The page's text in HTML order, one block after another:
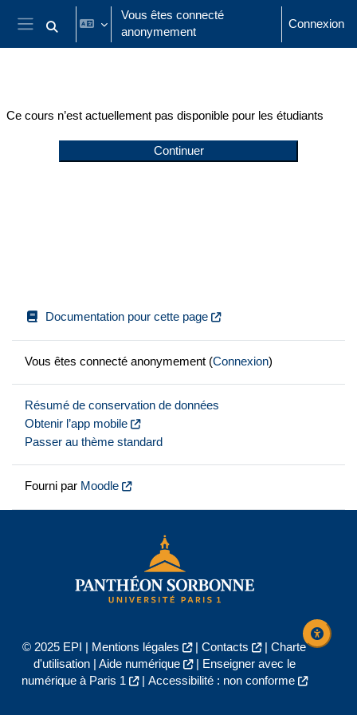
Passer au contenu principal
Panneau latéral
Activer/désactiver la saisie de recherche
Vous êtes connecté
anonymement
Connexion
Ce cours n’est actuellement pas disponible pour les étudiants
Continuer
Documentation pour cette page
Vous êtes connecté anonymement (Connexion)
Résumé de conservation de données
Obtenir l’app mobile
Passer au thème standard
Fourni par Moodle
© 2025 EPI | Mentions légales | Contacts | Charte
d'utilisation| Aide numérique |
Enseigner avec le
numérique à Paris 1
| Accessibilité : non conforme